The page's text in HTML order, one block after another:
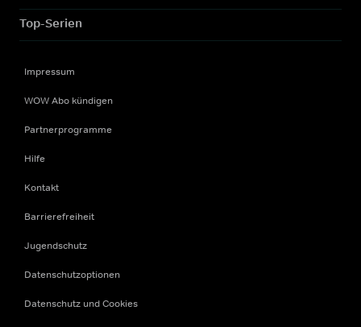
Top-Serien
Impressum
WOW Abo kündigen
Partnerprogramme
Hilfe
Kontakt
Barrierefreiheit
Jugendschutz
Datenschutzoptionen
Datenschutz und Cookies